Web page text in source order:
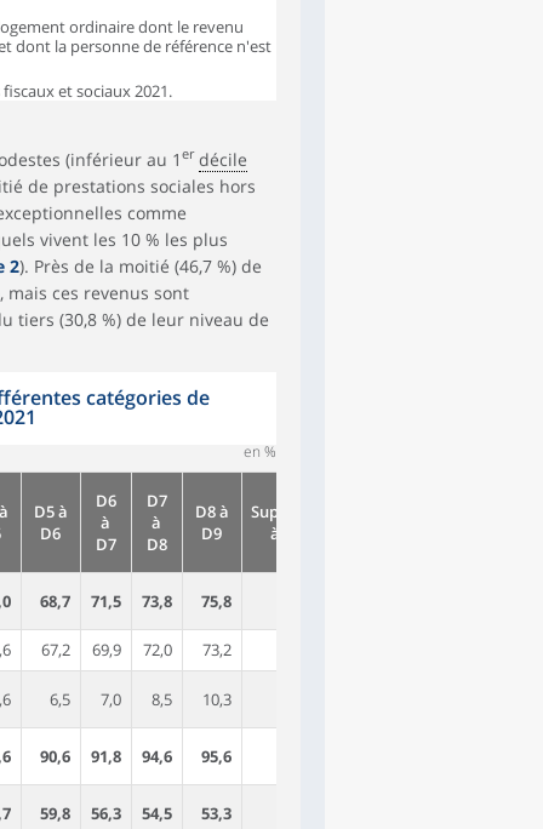
ordinaire dont le revenu
dont la personne de référence n'est
fiscaux et sociaux 2021.
(inférieur au 1 er décile
de prestations sociales hors
comme
vivent les 10 % les plus
2). Près de la moitié (46,7 %) de
mais ces revenus sont
tiers (30,8 %) de leur niveau de
catégories de
en %
D5 à
D6
D6
à
D7
D7
à
D8
D8 à
D9
Supérieur
à D9
68,7 71,5 73,8 75,8
67,2 69,9 72,0 73,2
6,5 7,0 8,5 10,3
90,6 91,8 94,6 95,6
59,8 56,3 54,5 53,3